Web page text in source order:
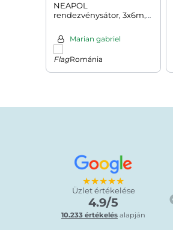
NEAPOL
rendezvénysátor, 3x6m,
Marian gabriel
Románia
★★★★★
Üzlet értékelése
4.9/5
10.233 értékelés alapján